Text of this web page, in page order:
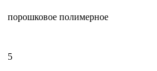
порошковое полимерное
5